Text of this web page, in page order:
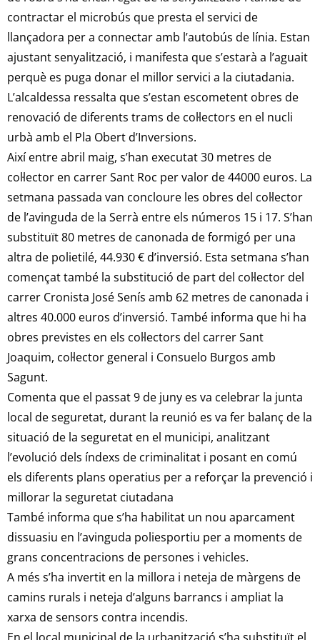
contractar el microbús que presta el servici de
llançadora per a connectar amb l’autobús de línia. Estan
ajustant senyalització, i manifesta que s’estarà a l’aguait
perquè es puga donar el millor servici a la ciutadania.
L’alcaldessa ressalta que s’estan escometent obres de
renovació de diferents trams de col·lectors en el nucli
urbà amb el Pla Obert d’Inversions.
Així entre abril maig, s’han executat 30 metres de
col·lector en carrer Sant Roc per valor de 44000 euros. La
setmana passada van concloure les obres del col·lector
de l’avinguda de la Serrà entre els números 15 i 17. S’han
substituït 80 metres de canonada de formigó per una
altra de polietilé, 44.930 € d’inversió. Esta setmana s’han
començat també la substitució de part del col·lector del
carrer Cronista José Senís amb 62 metres de canonada i
altres 40.000 euros d’inversió. També informa que hi ha
obres previstes en els col·lectors del carrer Sant
Joaquim, col·lector general i Consuelo Burgos amb
Sagunt.
Comenta que el passat 9 de juny es va celebrar la junta
local de seguretat, durant la reunió es va fer balanç de la
situació de la seguretat en el municipi, analitzant
l’evolució dels índexs de criminalitat i posant en comú
els diferents plans operatius per a reforçar la prevenció i
millorar la seguretat ciutadana
També informa que s’ha habilitat un nou aparcament
dissuasiu en l’avinguda poliesportiu per a moments de
grans concentracions de persones i vehicles.
A més s’ha invertit en la millora i neteja de màrgens de
camins rurals i neteja d’alguns barrancs i ampliat la
xarxa de sensors contra incendis.